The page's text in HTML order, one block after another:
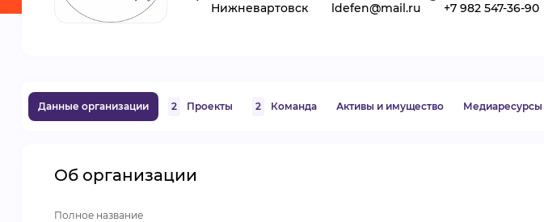
Нижневартовск ldefen@mail.ru +7 982 547-36-90
Данные организации 2 Проекты 2 Команда Активы и имущество Медиаресурсы
Об организации
Полное название